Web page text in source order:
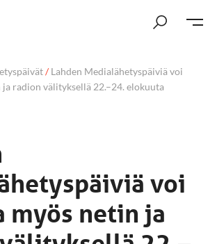
/Lahden Medialähetyspäiviä voi
radion välityksellä 22.–24. elokuuta
voi
myös netin ja